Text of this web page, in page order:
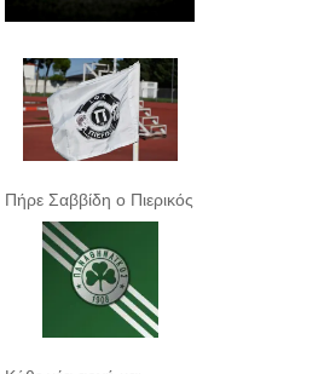
Πήρε Σαββίδη ο Πιερικός